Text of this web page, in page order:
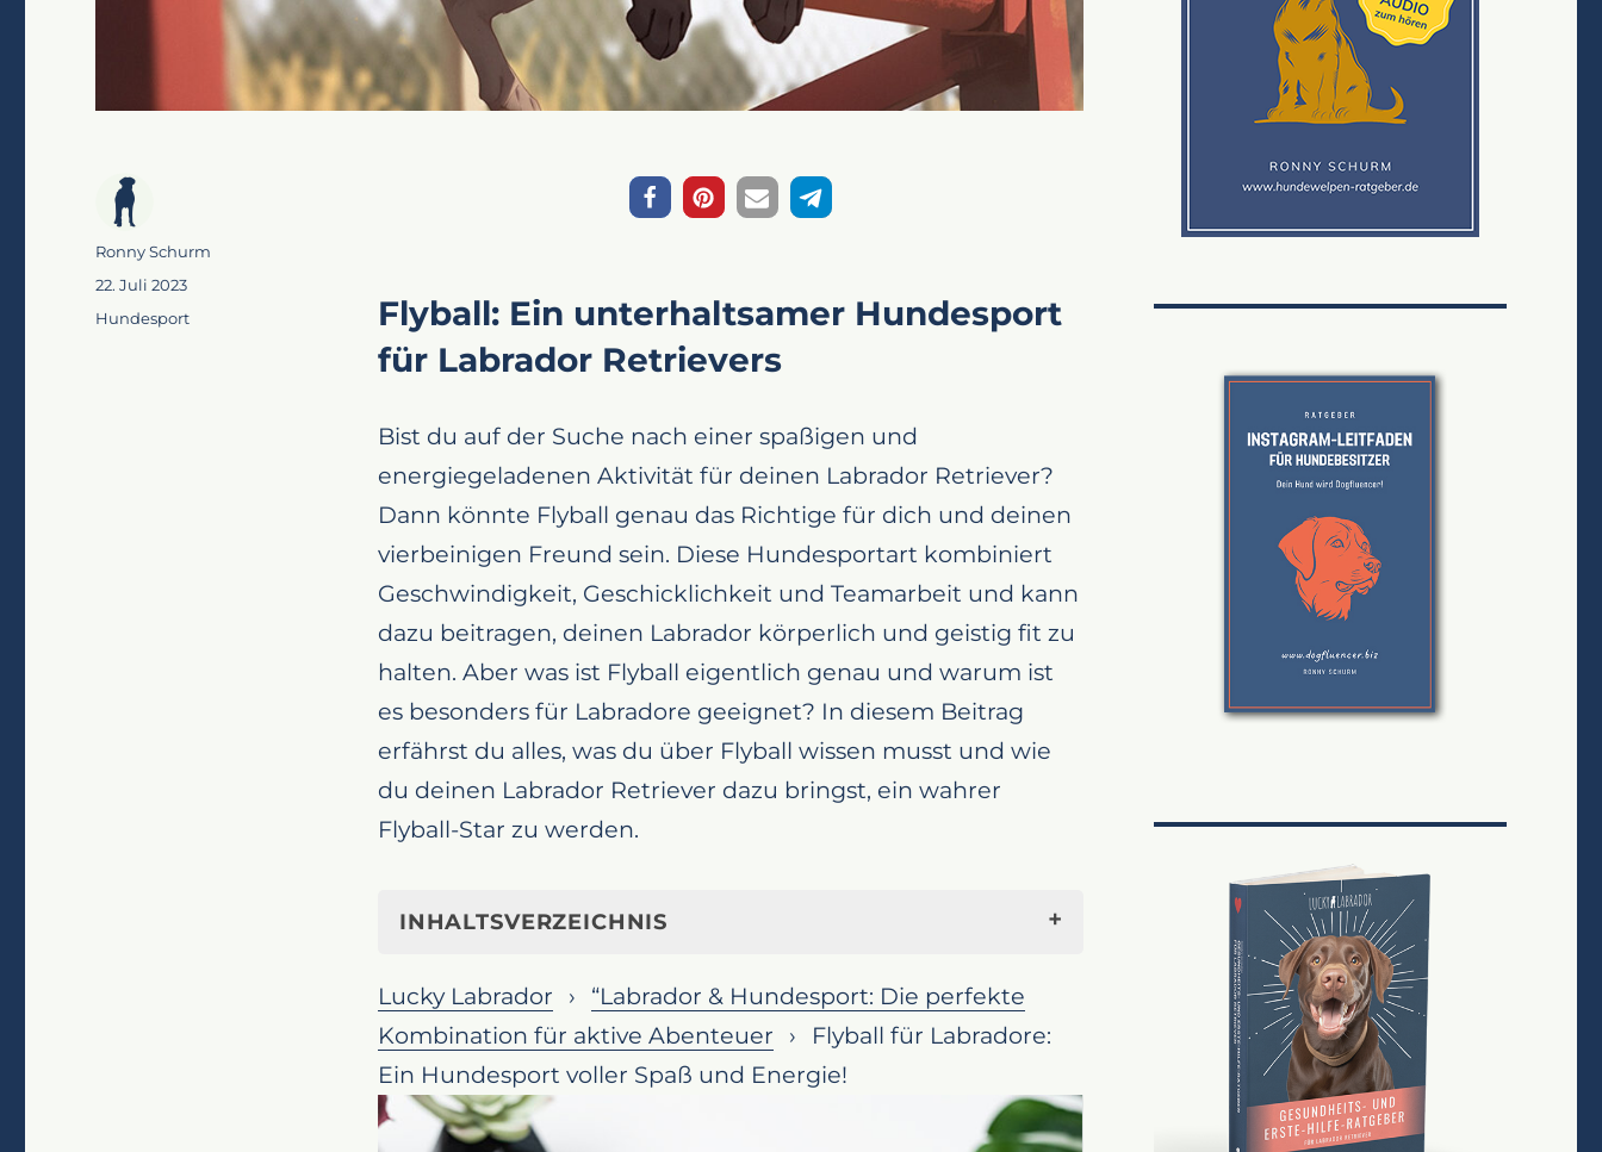
Flyball: Ein unterhaltsamer Hundesport
für Labrador Retrievers
Bist du auf der Suche nach einer spaßigen und
energiegeladenen Aktivität für deinen Labrador Retriever?
Dann könnte Flyball genau das Richtige für dich und deinen
vierbeinigen Freund sein. Diese Hundesportart kombiniert
Geschwindigkeit, Geschicklichkeit und Teamarbeit und kann
dazu beitragen, deinen Labrador körperlich und geistig fit zu
halten. Aber was ist Flyball eigentlich genau und warum ist
es besonders für Labradore geeignet? In diesem Beitrag
erfährst du alles, was du über Flyball wissen musst und wie
du deinen Labrador Retriever dazu bringst, ein wahrer
Flyball-Star zu werden.
INHALTSVERZEICHNIS
Retrievers
Was ist Flyball?
Warum ist Flyball gut für Labradore?
Wie trainiere ich meinen Labrador für Flyball?
Lucky Labrador
“Labrador & Hundesport: Die perfekte
Kombination für aktive Abenteuer
Flyball für Labradore:
Ein Hundesport voller Spaß und Energie!
Autor
Ronny Schurm
Veröffentlicht
am
22. Juli 2023
Kategorien
Hundesport